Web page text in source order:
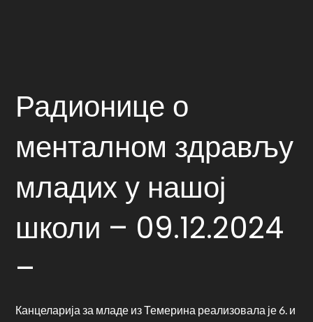
Радионице о
менталном здрављу
младих у нашој
школи – 09.12.2024
–
Канцеларија за младе из Темерина реализовала је 6. и